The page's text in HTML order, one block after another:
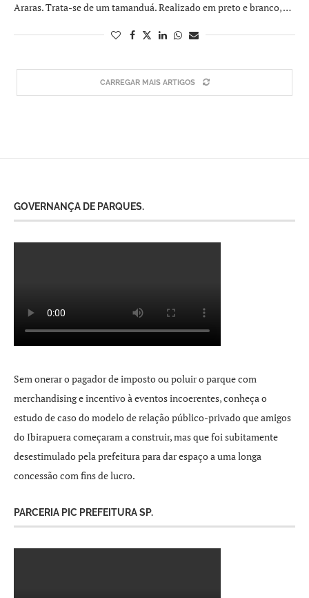
Araras. Trata-se de um tamanduá. Realizado em preto e branco, …
CARREGAR MAIS ARTIGOS
GOVERNANÇA DE PARQUES.
Sem onerar o pagador de imposto ou poluir o parque com
merchandising e incentivo à eventos incoerentes, conheça o
estudo de caso do modelo de relação público-privado que amigos
do Ibirapuera começaram a construir, mas que foi subitamente
desestimulado pela prefeitura para dar espaço a uma longa
concessão com fins de lucro.
PARCERIA PIC PREFEITURA SP.